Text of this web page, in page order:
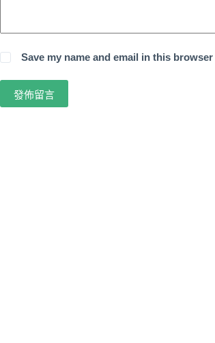
Save my name and email in this
發佈留言